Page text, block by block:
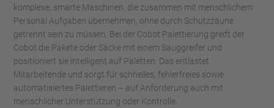
komplexe, smarte Maschinen, die zusammen mit menschlichem
Personal Aufgaben übernehmen, ohne durch Schutzzäune
getrennt sein zu müssen. Bei der Cobot Palettierung greift der
Cobot die Pakete oder Säcke mit einem Sauggreifer und
positioniert sie intelligent auf Paletten. Das entlastet
Mitarbeitende und sorgt für schnelles, fehlerfreies sowie
automatisiertes Palettieren – auf Anforderung auch mit
menschlicher Unterstützung oder Kontrolle.